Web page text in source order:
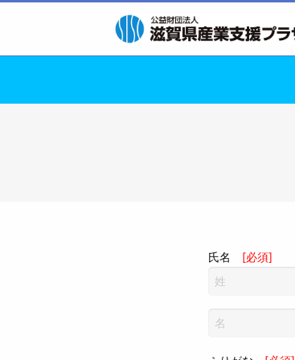
氏名 [必須]